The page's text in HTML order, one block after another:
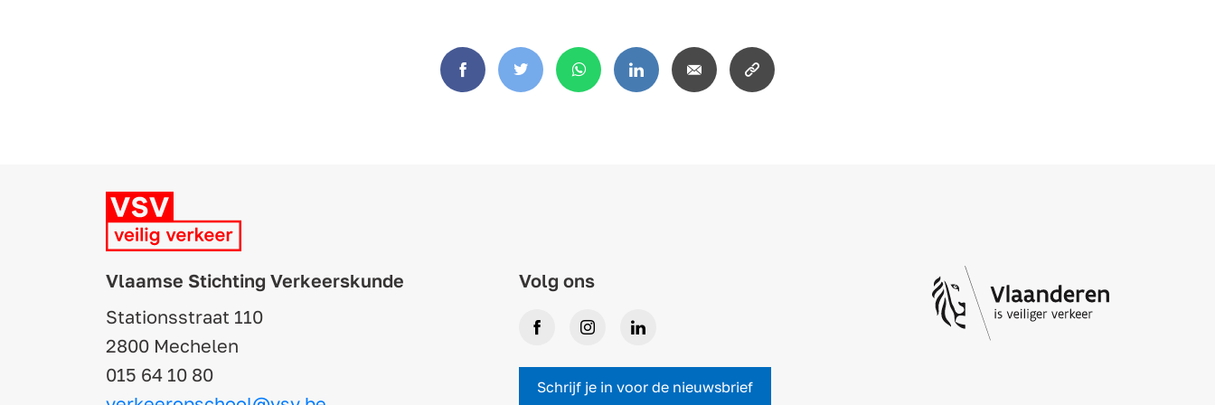
FacebookTwitter WhatsAppLinkedInEmail
Copy
Vlaamse Stichting Verkeerskunde
Stationsstraat 110
2800 Mechelen
015 64 10 80
Volg ons
FacebookInstagramLinkedIn
Schrijf je in voor de nieuwsbrief